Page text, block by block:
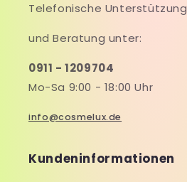
Telefonische Unterstützung
und Beratung unter:
0911 - 1209704
Mo-Sa 9:00 - 18:00 Uhr
info@cosmelux.de
Kundeninformationen